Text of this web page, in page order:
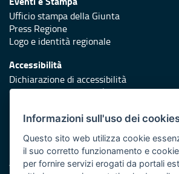
Ufficio stampa della Giunta
Press Regione
Logo e identità regionale
Accessibilità
Dichiarazione di accessibilità
Obiettivi di accessibilità
Redazione
Protezione civile
Vai al sito di Protezione Civile Puglia
Informazioni sull'uso dei
Questo sito web utilizza cookie
il suo corretto funzionamento e
per fornire servizi erogati da portali